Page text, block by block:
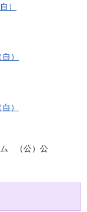
）
）
）
ム （公）公